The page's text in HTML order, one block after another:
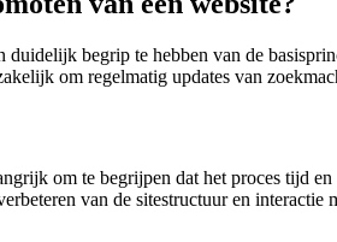
begrip te hebben van de
om regelmatig updates van
om te begrijpen dat het proces tijd
van de sitestructuur en